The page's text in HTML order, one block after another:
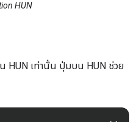
HUN
HUN เท่านั้น ปุ่มบน HUN ช่วย